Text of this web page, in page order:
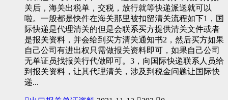
关后，海关出税单，交税，放行就等快递派送就可以
啦。一般都是快件在海关那里被扣留清关流程如下1，国
际快递是代理清关的但是会联系买方提供清关文件或者
是报关资料，并会给到买方清关通知书2，然后买方如果
自己公司有进出权只需做报关资料即可，如果自己公司
无单证员找报关行代做即可。3，向国际快递联系人员给
到报关资料，让其代理清关，涉及到税金问题让国际快
递...